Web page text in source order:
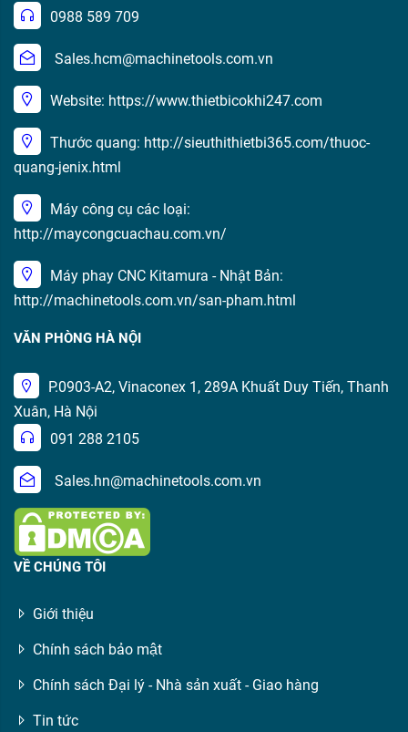
0988 589 709
Sales.hcm@machinetools.com.vn
Website: https://www.thietbicokhi247.com
Thước quang: http://sieuthithietbi365.com/thuoc-
quang-jenix.html
Máy công cụ các loại:
http://maycongcuachau.com.vn/
Máy phay CNC Kitamura - Nhật Bản:
http://machinetools.com.vn/san-pham.html
VĂN PHÒNG HÀ NỘI
P.0903-A2, Vinaconex 1, 289A Khuất Duy Tiến, Thanh
Xuân, Hà Nội
091 288 2105
Sales.hn@machinetools.com.vn
VỀ CHÚNG TÔI
Giới thiệu
Chính sách bảo mật
Chính sách Đại lý - Nhà sản xuất - Giao hàng
Tin tức